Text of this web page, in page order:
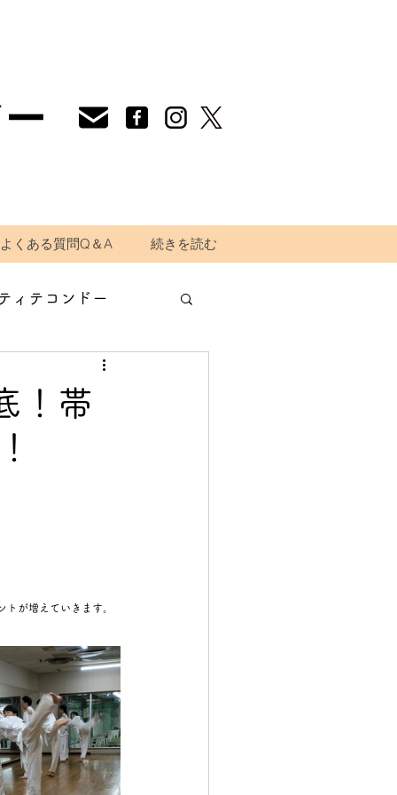
よくある質問Q＆A 続きを読む
ィテコンドー
道場生の声
！帯
が増えていきます。